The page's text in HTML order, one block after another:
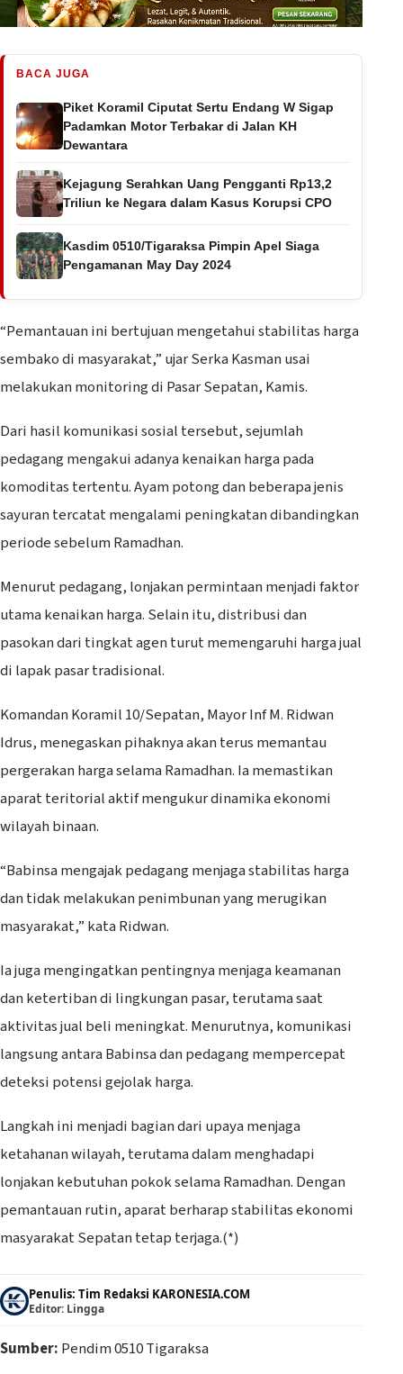
BACA JUGA
Piket Koramil Ciputat Sertu Endang W Sigap
Padamkan Motor Terbakar di Jalan KH
Dewantara
Kejagung Serahkan Uang Pengganti Rp13,2
Triliun ke Negara dalam Kasus Korupsi CPO
Kasdim 0510/Tigaraksa Pimpin Apel Siaga
Pengamanan May Day 2024
“Pemantauan ini bertujuan mengetahui stabilitas harga
sembako di masyarakat,” ujar Serka Kasman usai
melakukan monitoring di Pasar Sepatan, Kamis.
Dari hasil komunikasi sosial tersebut, sejumlah
pedagang mengakui adanya kenaikan harga pada
komoditas tertentu. Ayam potong dan beberapa jenis
sayuran tercatat mengalami peningkatan dibandingkan
periode sebelum Ramadhan.
Menurut pedagang, lonjakan permintaan menjadi faktor
utama kenaikan harga. Selain itu, distribusi dan
pasokan dari tingkat agen turut memengaruhi harga jual
di lapak pasar tradisional.
Komandan Koramil 10/Sepatan, Mayor Inf M. Ridwan
Idrus, menegaskan pihaknya akan terus memantau
pergerakan harga selama Ramadhan. Ia memastikan
aparat teritorial aktif mengukur dinamika ekonomi
wilayah binaan.
“Babinsa mengajak pedagang menjaga stabilitas harga
dan tidak melakukan penimbunan yang merugikan
masyarakat,” kata Ridwan.
Ia juga mengingatkan pentingnya menjaga keamanan
dan ketertiban di lingkungan pasar, terutama saat
aktivitas jual beli meningkat. Menurutnya, komunikasi
langsung antara Babinsa dan pedagang mempercepat
deteksi potensi gejolak harga.
Langkah ini menjadi bagian dari upaya menjaga
ketahanan wilayah, terutama dalam menghadapi
lonjakan kebutuhan pokok selama Ramadhan. Dengan
pemantauan rutin, aparat berharap stabilitas ekonomi
masyarakat Sepatan tetap terjaga.(*)
Penulis: Tim Redaksi KARONESIA.COM
Editor: Lingga
Sumber: Pendim 0510 Tigaraksa